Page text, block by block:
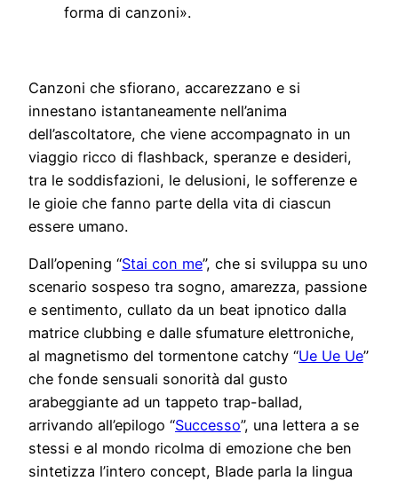
forma di canzoni».
Canzoni che sfiorano, accarezzano e si
innestano istantaneamente nell’anima
dell’ascoltatore, che viene accompagnato in un
viaggio ricco di flashback, speranze e desideri,
tra le soddisfazioni, le delusioni, le sofferenze e
le gioie che fanno parte della vita di ciascun
essere umano.
Dall’opening “Stai con me”, che si sviluppa su uno
scenario sospeso tra sogno, amarezza, passione
e sentimento, cullato da un beat ipnotico dalla
matrice clubbing e dalle sfumature elettroniche,
al magnetismo del tormentone catchy “Ue Ue Ue”
che fonde sensuali sonorità dal gusto
arabeggiante ad un tappeto trap-ballad,
arrivando all’epilogo “Successo”, una lettera a se
stessi e al mondo ricolma di emozione che ben
sintetizza l’intero concept, Blade parla la lingua